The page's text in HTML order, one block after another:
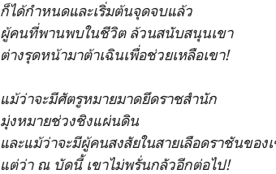
ก็ได้กําหนดและเริ่มต้นจุดจบแล้ว
ผู้คนที่พานพบในชีวิต ล้วนสนับสนุนเขา
ต่างรุดหน้ามาต้าเฉินเพื่อช่วยเหลือเขา!
แม้ว่าจะมีศัตรูหมายมาดยึดราชสํานัก
มุ่งหมายช่วงชิงแผ่นดิน
และแม้ว่าจะมีผู้คนสงสัยในสายเลือดราชันของ
แต่ว่า ณ บัดนี้ เขาไม่พรั่นกลัวอีกต่อไป!